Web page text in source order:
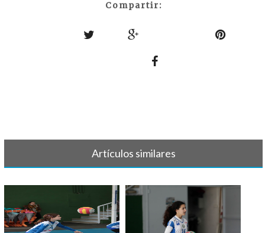
Compartir:
Artículos similares